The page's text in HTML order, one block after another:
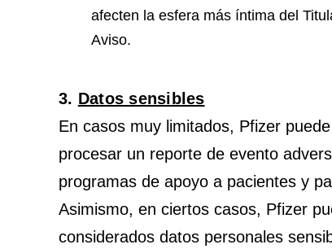
afecten la esfera más íntima del
Aviso.
3. Datos sensibles
En casos muy limitados, Pfizer
procesar un reporte de evento
programas de apoyo a pacientes y
Asimismo, en ciertos casos, Pfizer
considerados datos personales